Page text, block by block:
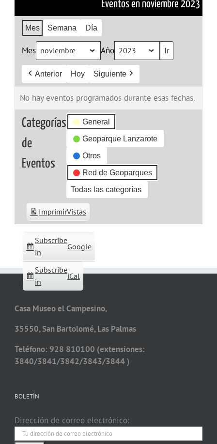
Eventos en noviembre 2023
Mes Semana Día
Mes Año
Anterior Hoy Siguiente
No hay eventos programados durante esas fechas.
Categorías
de
Eventos
General
Geoparque Lanzarote
Otros
Red de Geoparques
Todas las categorías
Subscribe
in
Google
Subscribe
in
iCal
ImprimirVistas
Casa Museo el Campesino,
35550, San Bartolomé, Las Palmas
Teléfono: 928 810100 (extensiones:
3840/3841/3842/3843/3844 )
BOLETÍN
Dirección de correo electrónico: